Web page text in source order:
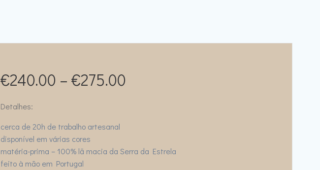
€240.00 – €275.00
through
Detalhes:
cerca de 20h de trabalho artesanal
disponível em várias cores
matéria-prima – 100% lã macia da Serra da Estrela
feito à mão em Portugal